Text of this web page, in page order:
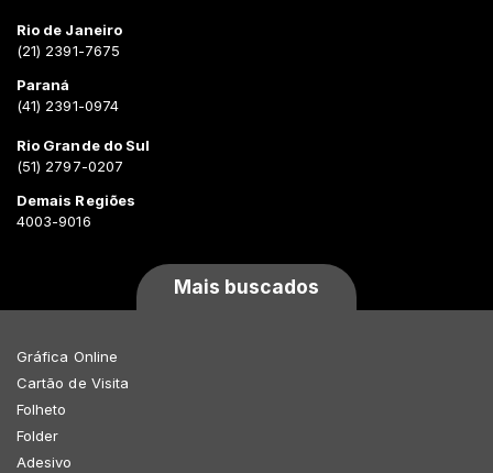
Rio de Janeiro
(21) 2391-7675
Paraná
(41) 2391-0974
Rio Grande do Sul
(51) 2797-0207
Demais Regiões
4003-9016
Mais buscados
Gráfica Online
Cartão de Visita
Folheto
Folder
Adesivo